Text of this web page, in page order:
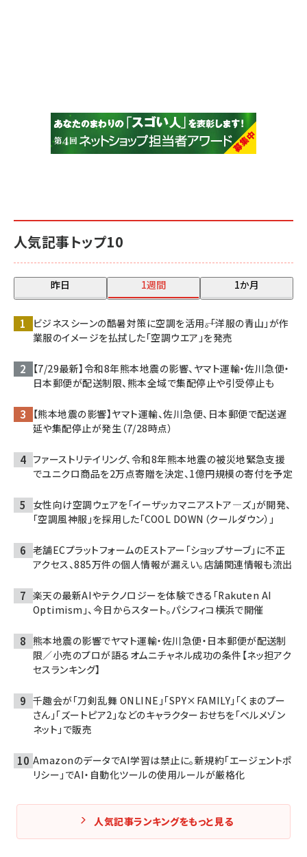
人気記事トップ10
昨日 1週間 1か月
ビジネスシーンの酷暑対策に空調を活用――。「洋服の青山」が作
業服のイメージを払拭した「空調ウエア」を発売
【7/29最新】令和8年熊本地震の影響、ヤマト運輸・佐川急便・
日本郵便が配送制限、熊本全域で集配停止や引受停止も
【熊本地震の影響】ヤマト運輸、佐川急便、日本郵便で配送遅
延や集配停止が発生（7/28時点）
ファーストリテイリング、令和8年熊本地震の被災地緊急支援
でユニクロ商品を2万点寄贈を決定、1億円規模の寄付を予定
女性向け空調ウェアを「イーザッカマニアストア―ズ」が開発、
「空調風神服」を採用した「COOL DOWN（クールダウン）」
老舗ECプラットフォームのEストアー「ショップサーブ」に不正
アクセス、885万件の個人情報が漏えい。店舗関連情報も流出
楽天の最新AIやテクノロジーを体験できる「Rakuten AI
Optimism」、今日からスタート。パシフィコ横浜で開催
熊本地震の影響でヤマト運輸・佐川急便・日本郵便が配送制
限／小売のプロが語るオムニチャネル成功の条件【ネッ担アク
セスランキング】
千趣会が「刀剣乱舞 ONLINE」「SPY×FAMILY」「くまのプー
さん」「ズートピア2」などのキャラクターおせちを「ベルメゾン
ネット」で販売
AmazonのデータでAI学習は禁止に。新規約「エージェントポ
リシー」でAI・自動化ツールの使用ルールが厳格化
人気記事ランキングをもっと見る